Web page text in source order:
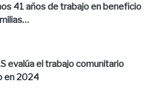
41 años de trabajo en beneficio
evalúa el trabajo comunitario
en 2024